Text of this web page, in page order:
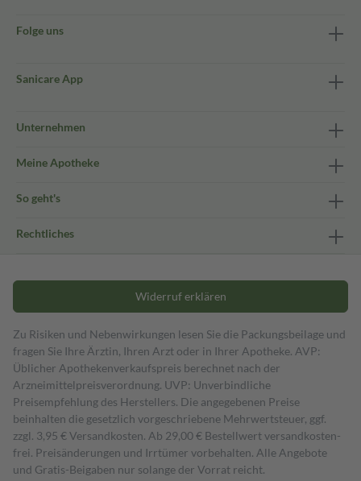
Folge uns
Sanicare App
Unternehmen
Meine Apotheke
So geht's
Rechtliches
Widerruf erklären
Zu Risiken und Nebenwirkungen lesen Sie die Packungsbeilage und
fragen Sie Ihre Ärztin, Ihren Arzt oder in Ihrer Apotheke. AVP:
Üblicher Apothekenverkaufspreis berechnet nach der
Arzneimittelpreisverordnung. UVP: Unverbindliche
Preisempfehlung des Herstellers. Die angegebenen Preise
beinhalten die gesetzlich vorgeschriebene Mehrwertsteuer, ggf.
zzgl. 3,95 € Versandkosten. Ab 29,00 € Bestell­wert versand­kosten­
frei. Preisänderungen und Irrtümer vorbehalten. Alle Angebote
und Gratis-Beigaben nur solange der Vorrat reicht.